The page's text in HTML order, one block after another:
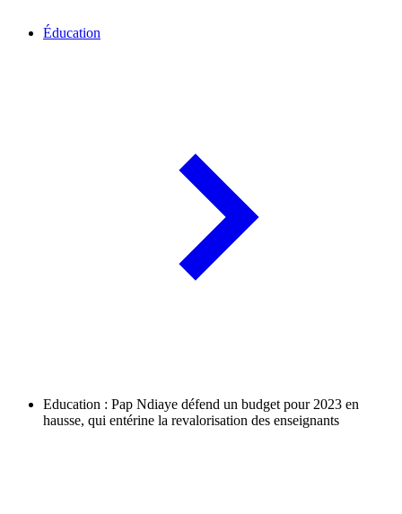
Éducation
Education : Pap Ndiaye défend un budget pour 2023 en
hausse, qui entérine la revalorisation des enseignants